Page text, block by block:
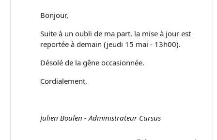
Bonjour,
Suite à un oubli de ma part, la mise à jour est
reportée à demain (jeudi 15 mai - 13h00).
Désolé de la gêne occasionnée.
Cordialement,
Julien Boulen - Administrateur Cursus